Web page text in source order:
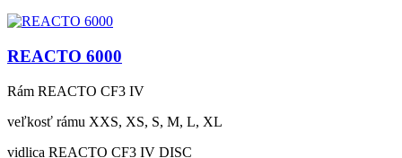
REACTO 6000
Rám REACTO CF3 IV
veľkosť rámu XXS, XS, S, M, L, XL
vidlica REACTO CF3 IV DISC